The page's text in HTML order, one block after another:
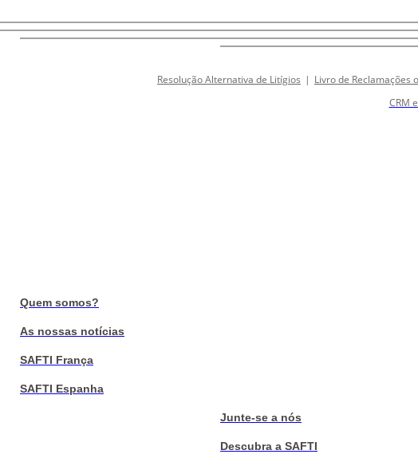
Quem somos?
As nossas notícias
SAFTI França
SAFTI Espanha
Junte-se a nós
Descubra a SAFTI
Resolução Alternativa de Litígios | Livro de Reclamações
CRM